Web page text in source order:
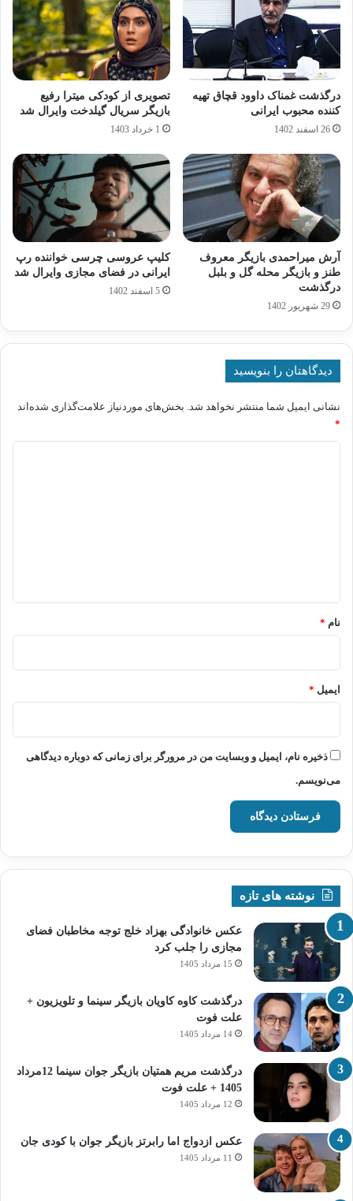
درگذشت غمناک داوود قچاق تهیه
کننده محبوب ایرانی
26 اسفند 1402
تصویری از کودکی میترا رفیع
بازیگر سریال گیلدخت وایرال شد
1 خرداد 1403
آرش میراحمدی بازیگر معروف
طنز و بازیگر محله گل و بلبل
درگذشت
29 شهریور 1402
کلیپ عروسی چرسی خواننده رپ
ایرانی در فضای مجازی وایرال شد
5 اسفند 1402
دیدگاهتان را بنویسید
نشانی ایمیل شما منتشر نخواهد شد. بخش‌های موردنیاز علامت‌گذاری شده‌اند
*
نام *
ایمیل *
ذخیره نام، ایمیل و وبسایت من در مرورگر برای زمانی که دوباره دیدگاهی
می‌نویسم.
نوشته های تازه
عکس خانوادگی بهزاد خلج توجه مخاطبان فضای
مجازی را جلب کرد
15 مرداد 1405
درگذشت کاوه کاویان بازیگر سینما و تلویزیون +
علت فوت
14 مرداد 1405
درگذشت مریم همتیان بازیگر جوان سینما 12مرداد
1405 + علت فوت
12 مرداد 1405
عکس ازدواج اما رابرتز بازیگر جوان با کودی جان
11 مرداد 1405